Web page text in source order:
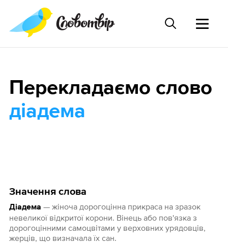
Значення слова
Діадема — жіноча дорогоцінна прикраса на зразок
невеликої відкритої корони. Вінець або пов'язка з
дорогоцінними самоцвітами у верховних урядовців,
жерців, що визначала їх сан.
Перекладаємо слово
діадема